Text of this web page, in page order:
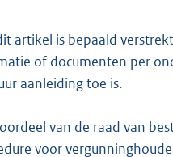
artikel is bepaald
of documenten per
aanleiding toe is.
van de raad van
voor